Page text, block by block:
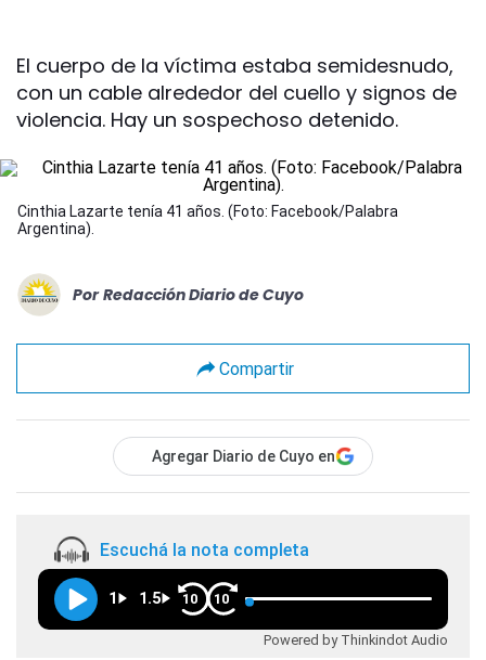
El cuerpo de la víctima estaba semidesnudo,
con un cable alrededor del cuello y signos de
violencia. Hay un sospechoso detenido.
Cinthia Lazarte tenía 41 años. (Foto: Facebook/Palabra
Argentina).
Por Redacción Diario de Cuyo
Compartir
Agregar Diario de Cuyo en
Escuchá la nota completa
1 1.5 10 10
Powered by Thinkindot Audio